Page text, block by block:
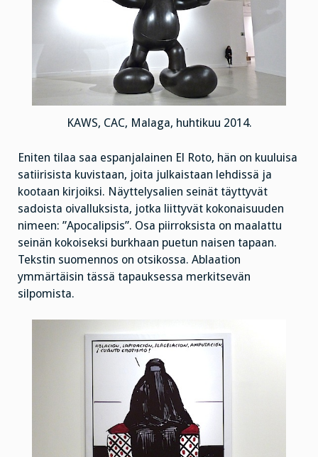
KAWS, CAC, Malaga, huhtikuu 2014.
Eniten tilaa saa espanjalainen El Roto, hän on kuuluisa
satiirisista kuvistaan, joita julkaistaan lehdissä ja
kootaan kirjoiksi. Näyttelysalien seinät täyttyvät
sadoista oivalluksista, jotka liittyvät kokonaisuuden
nimeen: ”Apocalipsis”. Osa piirroksista on maalattu
seinän kokoiseksi burkhaan puetun naisen tapaan.
Tekstin suomennos on otsikossa. Ablaation
ymmärtäisin tässä tapauksessa merkitsevän
silpomista.